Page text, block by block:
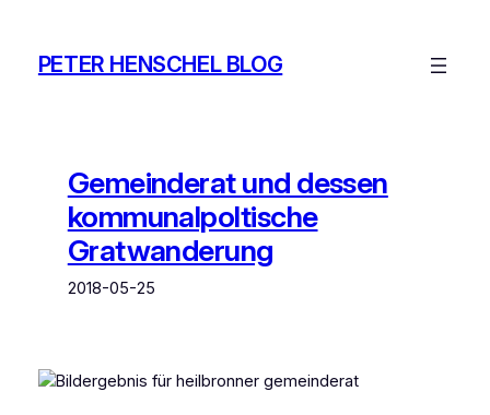
springen
PETER HENSCHEL BLOG
Gemeinderat und dessen
kommunalpoltische
Gratwanderung
2018-05-25